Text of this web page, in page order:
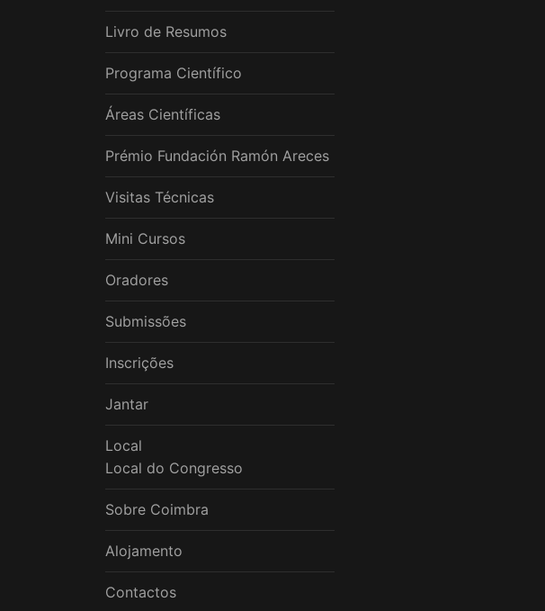
Livro de Resumos
Programa Científico
Áreas Científicas
Prémio Fundación Ramón Areces
Visitas Técnicas
Mini Cursos
Oradores
Submissões
Inscrições
Jantar
Local
Local do Congresso
Sobre Coimbra
Alojamento
Contactos